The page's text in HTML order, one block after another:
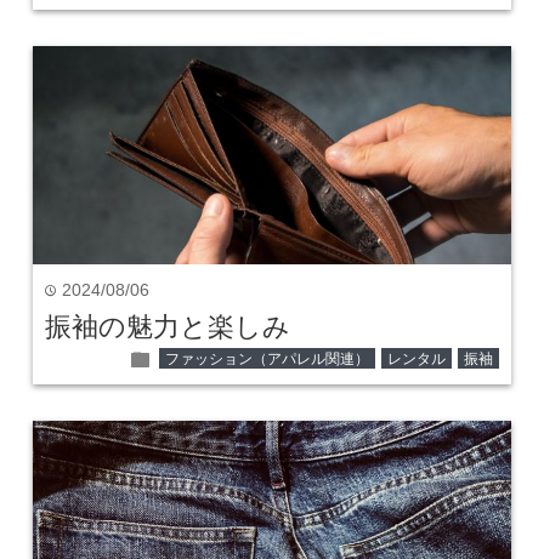
time 2024/08/06
振袖の魅力と楽しみ
folder ファッション（アパレル関連） レンタル 振袖